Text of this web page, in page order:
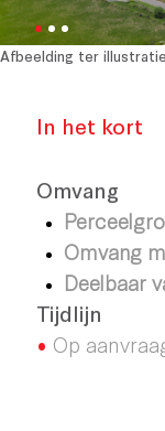
Afbeelding ter illustratie
In het kort
Omvang
Omvang
Deelbaar
Tijdlijn
• Op